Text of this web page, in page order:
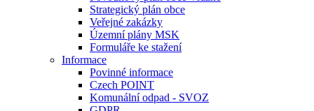
Strategický plán obce
Veřejné zakázky
Územní plány MSK
Formuláře ke stažení
Informace
Povinné informace
Czech POINT
Komunální odpad - SVOZ